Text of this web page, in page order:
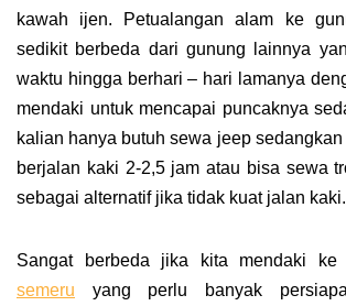
kawah ijen. Petualangan alam ke
sedikit berbeda dari gunung lainnya
waktu hingga berhari – hari lamanya
mendaki untuk mencapai puncaknya
kalian hanya butuh sewa jeep
berjalan kaki 2-2,5 jam atau bisa sewa
sebagai alternatif jika tidak kuat jalan kaki.
Sangat berbeda jika kita mendaki ke
semeru yang perlu banyak